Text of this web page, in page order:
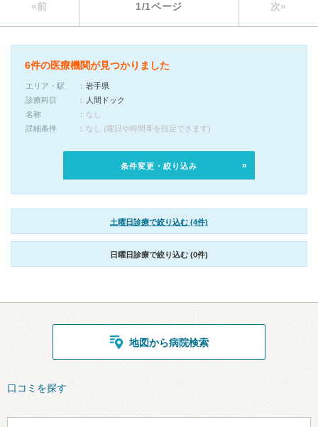
«前 1/1ページ 次»
6件の医療機関が見つかりました
エリア・駅
岩手県
診療科目
人間ドック
名称
なし
詳細条件
なし (曜日や時間帯を指定できます)
条件変更・絞り込み
土曜日診療で絞り込む (4件)
日曜日診療で絞り込む (0件)
地図から病院検索
口コミを探す